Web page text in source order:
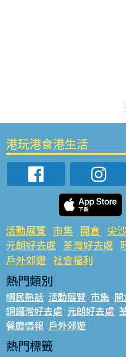
港玩港食港生活
活動展覽 市集 開倉 尖
元朗好去處 荃灣好去處
戶外郊遊 社會福利
熱門類別
網民熱話 活動展覽 市集
銅鑼灣好去處 元朗好去處
餐廳情報 戶外郊遊
熱門標籤